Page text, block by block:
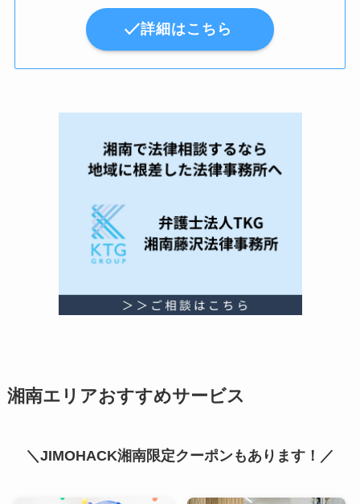
詳細はこちら
湘南エリアおすすめサービス
＼JIMOHACK湘南限定クーポンもあります！／